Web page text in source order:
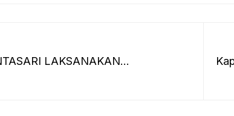
LAKSANAKAN
BERSAMA STIQ